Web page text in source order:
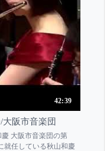
42:39
大阪市音楽団
大阪市音楽団の第
就任している秋山和慶